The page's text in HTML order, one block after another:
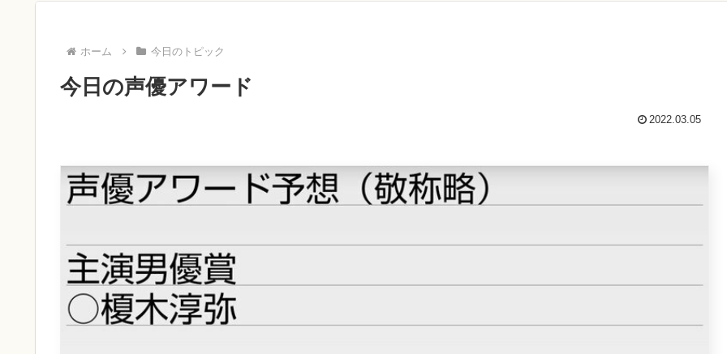
ホーム 今日のトピック
今日の声優アワード
2022.03.05